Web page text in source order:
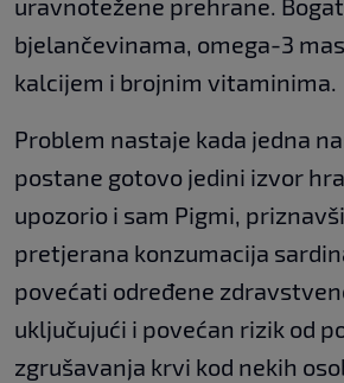
uravnotežene prehrane.
bjelančevinama, omega-3
kalcijem i brojnim vitaminima.
Problem nastaje kada jedna
postane gotovo jedini izvor
upozorio i sam Pigmi,
pretjerana konzumacija
povećati određene
uključujući i povećan rizik od
zgrušavanja krvi kod nekih